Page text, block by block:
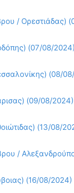
/ Ορεστιάδας)
(07/08/2024)
(08/
(09/08/2024)
(13/08/
/
(16/08/2024)